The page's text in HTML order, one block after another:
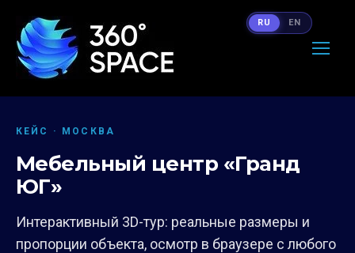
КЕЙС · МОСКВА
Мебельный центр «Гранд
ЮГ»
Интерактивный 3D-тур: реальные размеры и
пропорции объекта, осмотр в браузере с любого
RU EN